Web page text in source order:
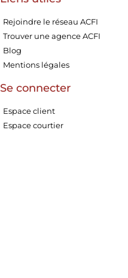
Rejoindre le réseau ACFI
Trouver une agence ACFI
Blog
Mentions légales
Se connecter
Espace client
Espace courtier